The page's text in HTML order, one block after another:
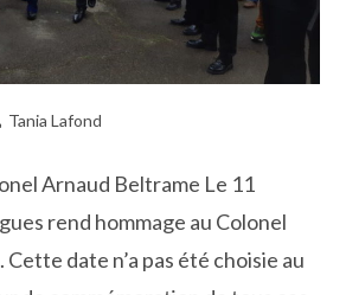
autrice
:
Tania Lafond
Arnaud Beltrame Le 11
rend hommage au Colonel
date n’a pas été choisie au